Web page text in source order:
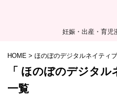
妊娠・出産・育児
HOME > ほのぼのデジタルネイティ
「 ほのぼのデジタル
一覧